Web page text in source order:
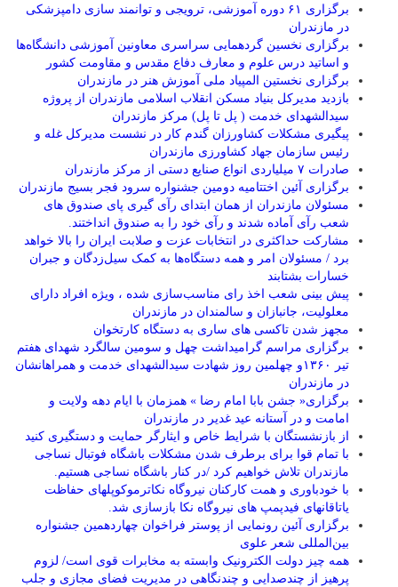
برگزاری ۶۱ دوره آموزشی، ترویجی و توانمند سازی دامپزشکی
در مازندران
برگزاری نخسین گردهمایی سراسری معاونین آموزشی دانشگاه‌ها
و اساتید درس علوم و معارف دفاع مقدس و مقاومت کشور
برگزاری نخستین المپیاد ملی آموزش هنر در مازندران
بازدید مدیرکل بنیاد مسکن انقلاب اسلامی مازندران از پروژه
سیدالشهدای خدمت ( پل تا پل) مرکز مازندران
پیگیری مشکلات کشاورزان گندم کار در نشست مدیرکل غله و
رئیس سازمان جهاد کشاورزی مازندران
صادرات ۷ میلیاردی انواع صنایع دستی از مرکز مازندران
برگزاری آئین اختتامیه دومین جشنواره سرود فجر بسیج مازندران
مسئولان مازندران از همان ابتدای رآی گیری پای صندوق های
شعب رآی آماده شدند و رآی خود را به صندوق انداختند.
مشارکت حداکثری در انتخابات عزت و صلابت ایران را بالا خواهد
برد / مسئولان امر و همه دستگاه‌ها به کمک سیل‌زدگان و جبران
خسارات بشتابند
پیش بینی شعب اخذ رای مناسب‌سازی شده ، ویژه افراد دارای
معلولیت، جانبازان و سالمندان در مازندران
مجهز شدن تاکسی های ساری به دستگاه کارتخوان
برگزاری مراسم گرامیداشت چهل و سومین سالگرد شهدای هفتم
تیر ۱۳۶۰و چهلمین روز شهادت سیدالشهدای خدمت و همراهانشان
در مازندران
برگزاری« جشن بابا امام رضا » همزمان با ایام دهه ولایت و
امامت و در آستانه عید غدیر در مازندران
از بازنشستگان با شرایط خاص و ایثارگر حمایت و دستگیری کنید
با تمام قوا برای برطرف شدن مشکلات باشگاه فوتبال نساجی
مازندران تلاش خواهیم کرد /در کنار باشگاه نساجی هستیم.
با خودباوری و همت کارکنان نیروگاه نکاترموکوپلهای حفاظت
یاتاقانهای فیدپمپ های نیروگاه نکا بازسازی شد.
برگزاری آئین رونمایی از پوستر فراخوان چهاردهمین جشنواره
بین‌المللی شعر علوی
همه چیز دولت الکترونیک وابسته به مخابرات قوی است/ لزوم
پرهیز از چندصدایی و چندنگاهی در مدیریت فضای مجازی و جلب